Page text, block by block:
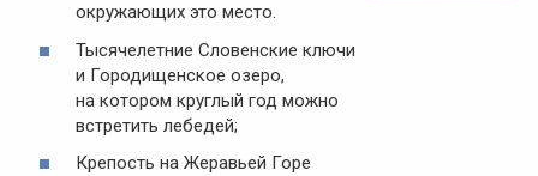
окружающих это место.
Тысячелетние Словенские ключи
и Городищенское озеро,
на котором круглый год можно
встретить лебедей;
Крепость на Жеравьей Горе